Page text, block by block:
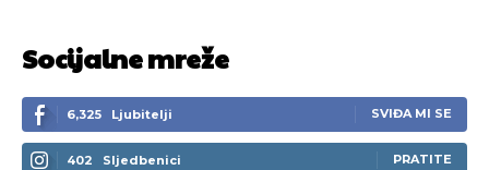
Socijalne mreže
6,325 Ljubitelji SVIĐA MI SE
402 Sljedbenici PRATITE